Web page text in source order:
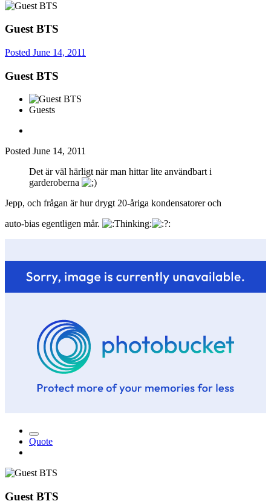
Guest BTS
Posted June 14, 2011
Guest BTS
Guests
Posted June 14, 2011
Det är väl härligt när man hittar lite användbart i
garderoberna
Jepp, och frågan är hur drygt 20-åriga kondensatorer och
auto-bias egentligen mår.
Quote
Guest BTS